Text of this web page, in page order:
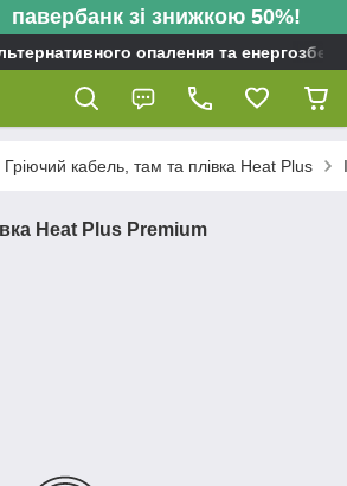
зі знижкою 50%!
опалення та
Гріючий кабель, там та плівка Heat Plus
Heat Plus Premium